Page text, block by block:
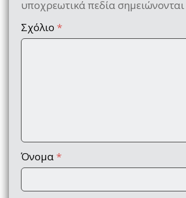
υποχρεωτικά πεδία σημειώνονται
Σχόλιο *
Όνομα *